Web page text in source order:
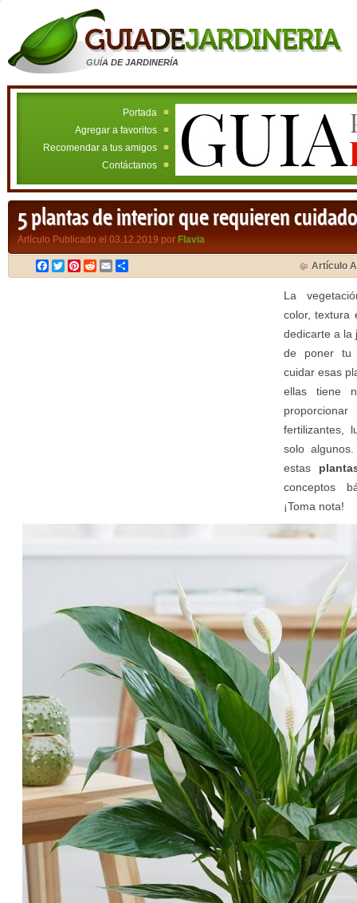
GUÍA DE JARDINERÍA
Portada
Agregar a favoritos
Recomendar a tus amigos
Contáctanos
5 plantas de interior que requieren
Artículo Publicado el 03.12.2019 por Flavia
Facebook
TwitterPinterest
RedditEmail Artículo
La
color, textura
dedicarte a la
de poner
cuidar esas
ellas tiene
fertilizantes,
solo
estas
conceptos
¡Toma nota!